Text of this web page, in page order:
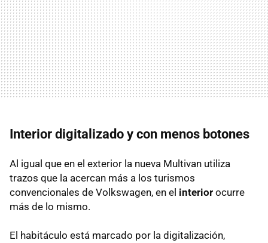
Interior digitalizado y con menos botones
Al igual que en el exterior la nueva Multivan utiliza
trazos que la acercan más a los turismos
convencionales de Volkswagen, en el interior ocurre
más de lo mismo.
El habitáculo está marcado por la digitalización,